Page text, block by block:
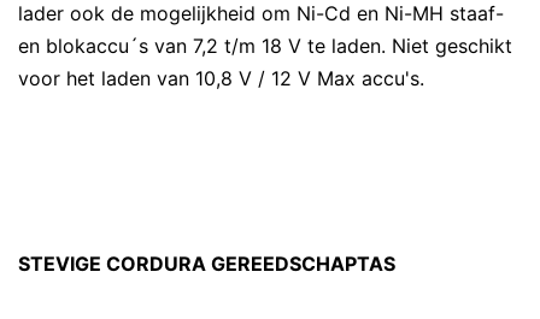
lader ook de mogelijkheid om Ni-Cd en Ni-MH staaf-
en blokaccu´s van 7,2 t/m 18 V te laden. Niet geschikt
voor het laden van 10,8 V / 12 V Max accu's.
STEVIGE CORDURA GEREEDSCHAPTAS